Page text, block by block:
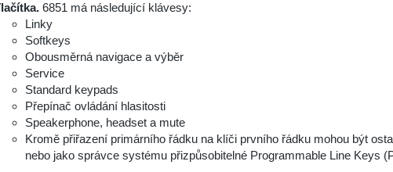
6851 má následující klávesy:
Linky
Softkeys
Obousměrná navigace a výběr
Service
Standard keypads
Přepínač ovládání hlasitosti
Speakerphone, headset a mute
Kromě přiřazení primárního řádku na klíči prvního řádku mohou být
nebo jako správce systému přizpůsobitelné Programmable Line Keys